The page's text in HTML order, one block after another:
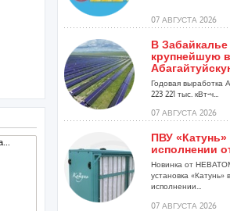
07 АВГУСТА 2026
В Забайкалье
крупнейшую
Годовая выработка
223 221 тыс. кВт-ч...
07 АВГУСТА 2026
ПВУ «Катунь»
исполнении
Новинка от
установка «Катунь»
исполнении...
07 АВГУСТА 2026